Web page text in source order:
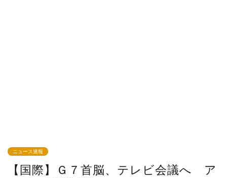
ニュース速報
【国際】Ｇ７首脳、テレビ会議へ ア